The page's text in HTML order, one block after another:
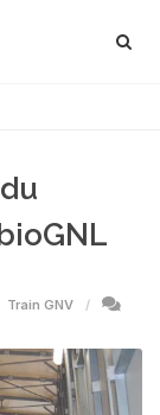
Train GNV